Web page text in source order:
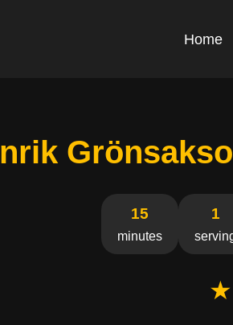
Home
15
minutes
1